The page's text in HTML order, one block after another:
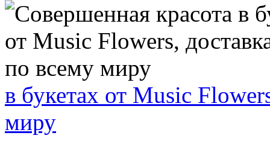
в букетах от Music
миру